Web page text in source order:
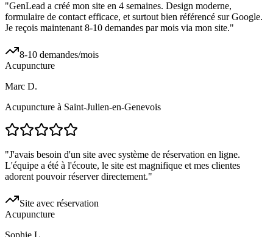
"GenLead a créé mon site en 4 semaines. Design moderne,
formulaire de contact efficace, et surtout bien référencé sur Google.
Je reçois maintenant 8-10 demandes par mois via mon site."
8-10 demandes/mois
Acupuncture
Marc D.
Acupuncture à Saint-Julien-en-Genevois
"J'avais besoin d'un site avec système de réservation en ligne.
L'équipe a été à l'écoute, le site est magnifique et mes clientes
adorent pouvoir réserver directement."
Site avec réservation
Acupuncture